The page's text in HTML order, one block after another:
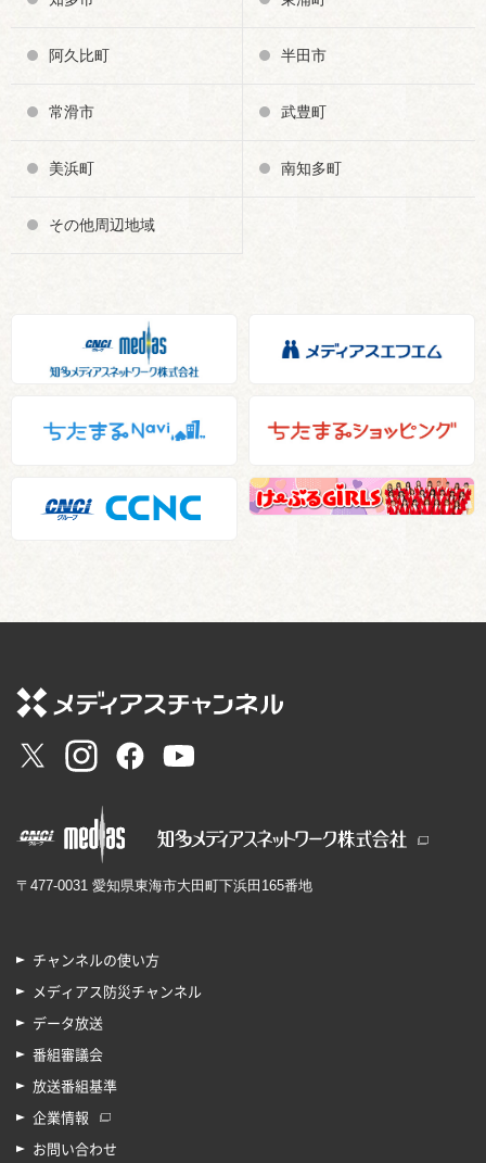
阿久比町 半田市
常滑市 武豊町
美浜町 南知多町
その他周辺地域
〒477-0031 愛知県東海市大田町下浜田165番地
チャンネルの使い方
メディアス防災チャンネル
データ放送
番組審議会
放送番組基準
企業情報
お問い合わせ